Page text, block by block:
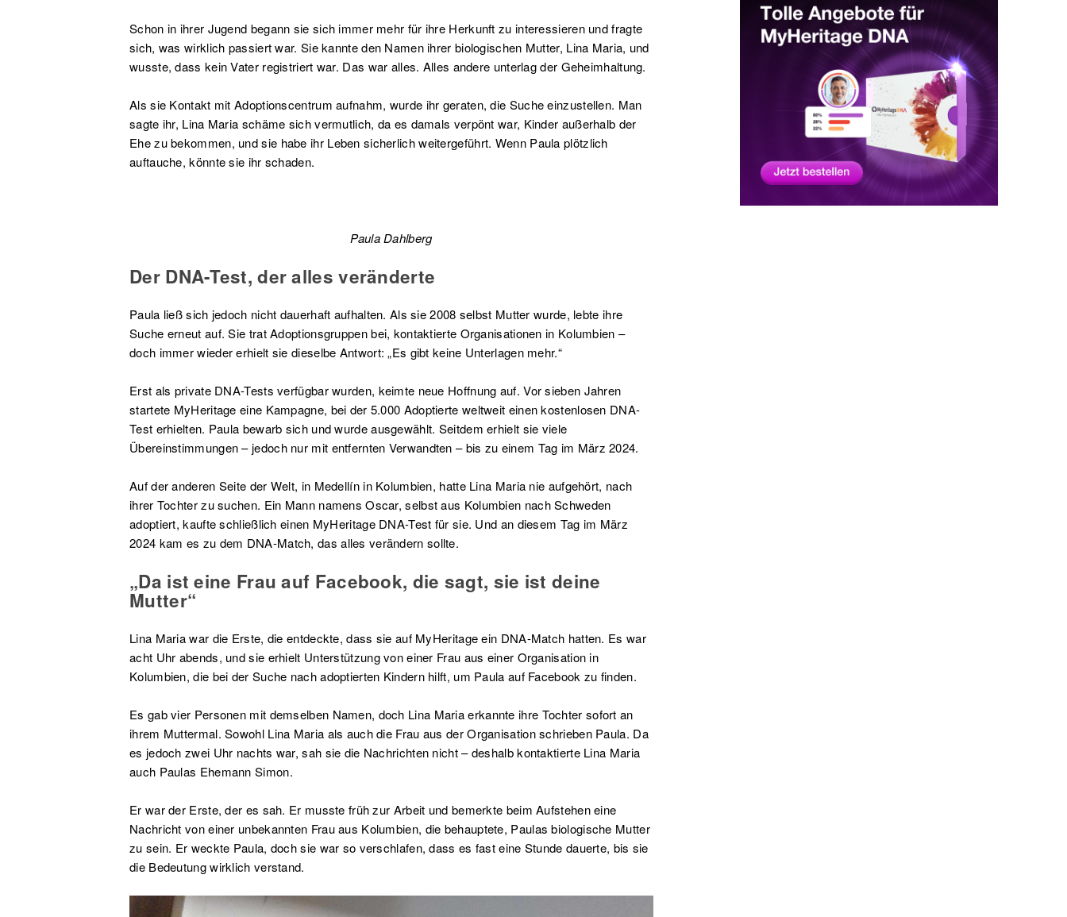
Schon in ihrer Jugend begann sie sich immer mehr für ihre Herkunft zu interessieren und fragte
sich, was wirklich passiert war. Sie kannte den Namen ihrer biologischen Mutter, Lina Maria, und
wusste, dass kein Vater registriert war. Das war alles. Alles andere unterlag der Geheimhaltung.
Als sie Kontakt mit Adoptionscentrum aufnahm, wurde ihr geraten, die Suche einzustellen. Man
sagte ihr, Lina Maria schäme sich vermutlich, da es damals verpönt war, Kinder außerhalb der
Ehe zu bekommen, und sie habe ihr Leben sicherlich weitergeführt. Wenn Paula plötzlich
auftauche, könnte sie ihr schaden.
Paula Dahlberg
Der DNA-Test, der alles veränderte
Paula ließ sich jedoch nicht dauerhaft aufhalten. Als sie 2008 selbst Mutter wurde, lebte ihre
Suche erneut auf. Sie trat Adoptionsgruppen bei, kontaktierte Organisationen in Kolumbien –
doch immer wieder erhielt sie dieselbe Antwort: „Es gibt keine Unterlagen mehr.“
Erst als private DNA-Tests verfügbar wurden, keimte neue Hoffnung auf. Vor sieben Jahren
startete MyHeritage eine Kampagne, bei der 5.000 Adoptierte weltweit einen kostenlosen DNA-
Test erhielten. Paula bewarb sich und wurde ausgewählt. Seitdem erhielt sie viele
Übereinstimmungen – jedoch nur mit entfernten Verwandten – bis zu einem Tag im März 2024.
Auf der anderen Seite der Welt, in Medellín in Kolumbien, hatte Lina Maria nie aufgehört, nach
ihrer Tochter zu suchen. Ein Mann namens Oscar, selbst aus Kolumbien nach Schweden
adoptiert, kaufte schließlich einen MyHeritage DNA-Test für sie. Und an diesem Tag im März
2024 kam es zu dem DNA-Match, das alles verändern sollte.
„Da ist eine Frau auf Facebook, die sagt, sie ist deine
Mutter“
Lina Maria war die Erste, die entdeckte, dass sie auf MyHeritage ein DNA-Match hatten. Es war
acht Uhr abends, und sie erhielt Unterstützung von einer Frau aus einer Organisation in
Kolumbien, die bei der Suche nach adoptierten Kindern hilft, um Paula auf Facebook zu finden.
Es gab vier Personen mit demselben Namen, doch Lina Maria erkannte ihre Tochter sofort an
ihrem Muttermal. Sowohl Lina Maria als auch die Frau aus der Organisation schrieben Paula. Da
es jedoch zwei Uhr nachts war, sah sie die Nachrichten nicht – deshalb kontaktierte Lina Maria
auch Paulas Ehemann Simon.
Er war der Erste, der es sah. Er musste früh zur Arbeit und bemerkte beim Aufstehen eine
Nachricht von einer unbekannten Frau aus Kolumbien, die behauptete, Paulas biologische Mutter
zu sein. Er weckte Paula, doch sie war so verschlafen, dass es fast eine Stunde dauerte, bis sie
die Bedeutung wirklich verstand.